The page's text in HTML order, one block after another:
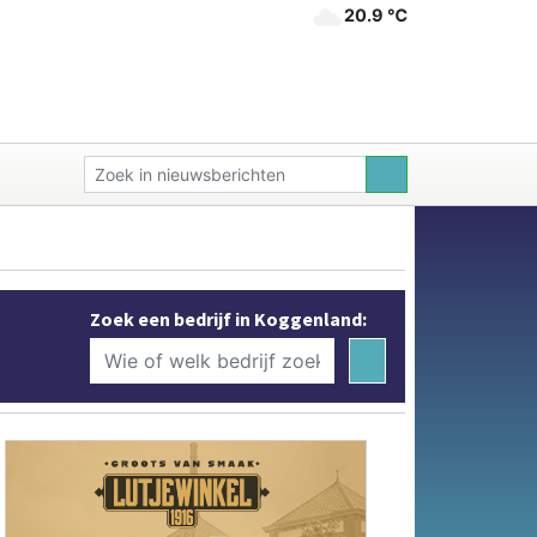
20.9 ℃
Zoek een bedrijf in Koggenland: